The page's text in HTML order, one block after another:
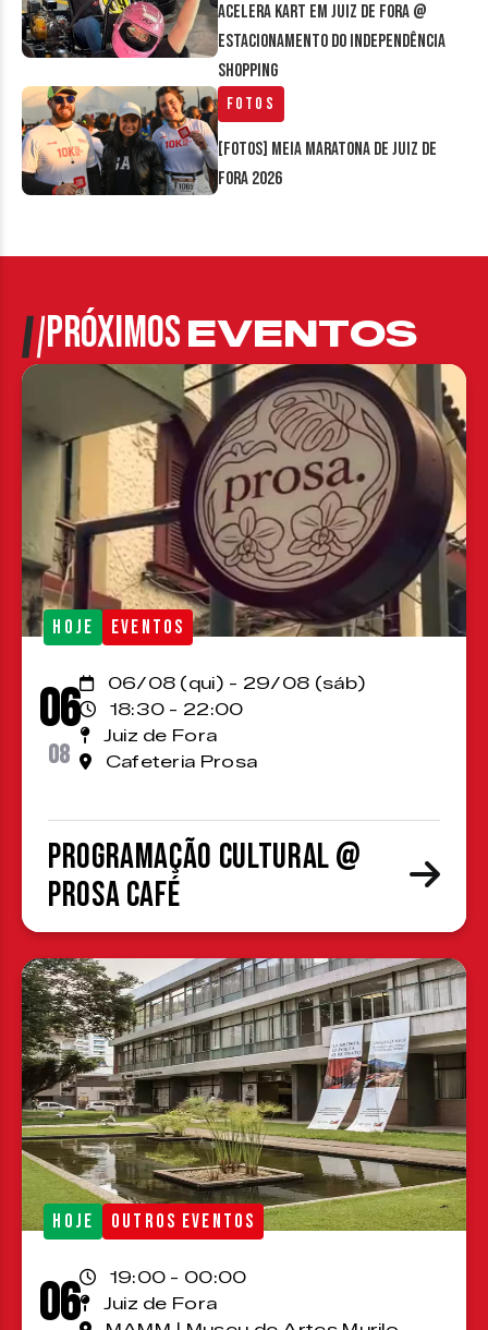
Acelera Kart em Juiz de Fora @
estacionamento do Independência
Shopping
Fotos
[FOTOS] Meia Maratona de Juiz de
Fora 2026
PRÓXIMOSEVENTOS
HOJE EVENTOS
06
08
06/08 (qui) - 29/08 (sáb)
18:30 - 22:00
Juiz de Fora
Cafeteria Prosa
Programação cultural @
Prosa Café
HOJE OUTROS EVENTOS
06
19:00 - 00:00
Juiz de Fora